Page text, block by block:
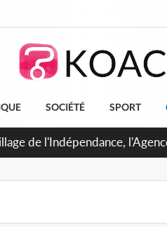
SOCIÉTÉ SPORT
de l'Indépendance,